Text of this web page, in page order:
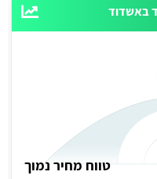
באשדוד
טווח מחיר נמוך